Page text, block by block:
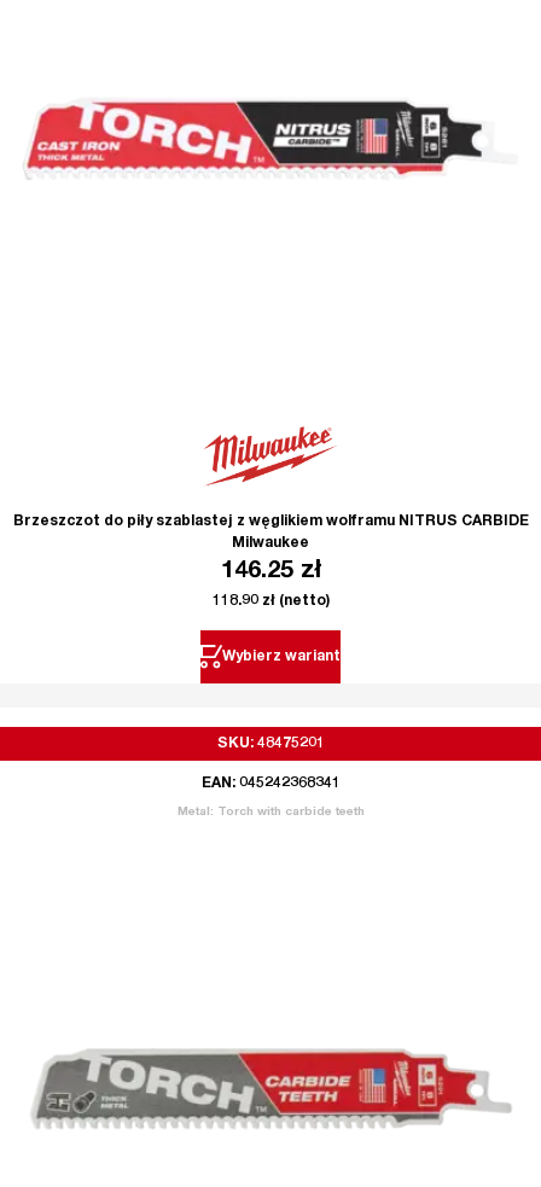
Brzeszczot do piły szablastej z węglikiem wolframu NITRUS CARBIDE
Milwaukee
146.25 zł
118.90 zł(netto)
Wybierz wariant
SKU: 48475201
EAN: 045242368341
Metal: Torch with carbide teeth